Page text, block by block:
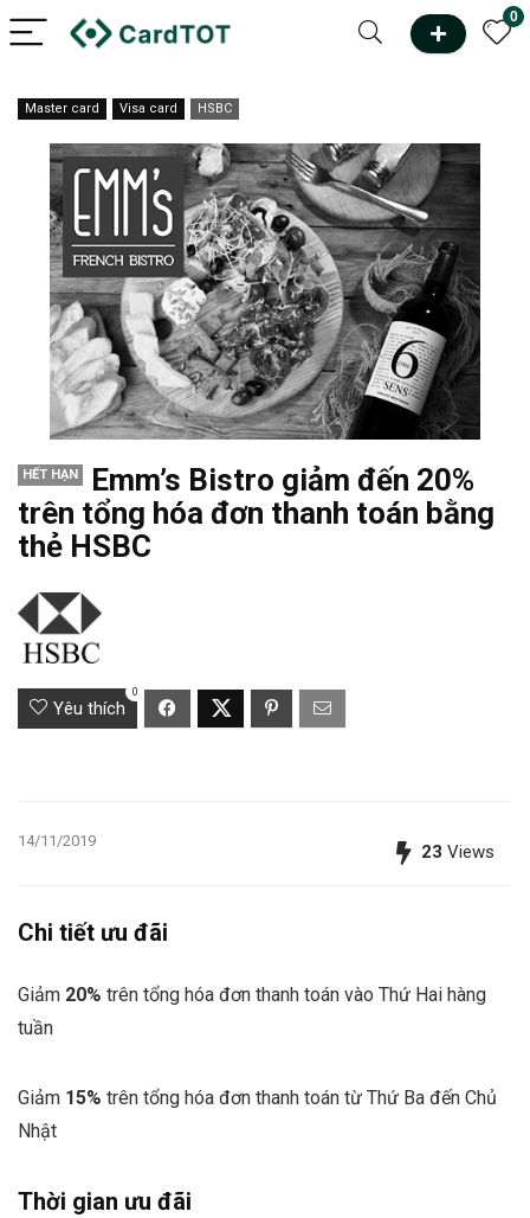
0
Master card Visa card HSBC
HẾT HẠN
Emm’s Bistro giảm đến 20%
trên tổng hóa đơn thanh toán bằng
thẻ HSBC
Yêu thích
0
14/11/2019
23 Views
Chi tiết ưu đãi
Giảm 20% trên tổng hóa đơn thanh toán vào Thứ Hai hàng
tuần
Giảm 15% trên tổng hóa đơn thanh toán từ Thứ Ba đến Chủ
Nhật
Thời gian ưu đãi